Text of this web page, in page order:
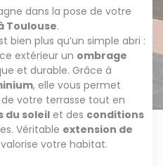
dans la pose de votre
Toulouse.
bien plus qu’un simple abri :
extérieur un ombrage
et durable. Grâce à
, elle vous permet
votre terrasse tout en
du soleilet des conditions
Véritable extension de
votre habitat.